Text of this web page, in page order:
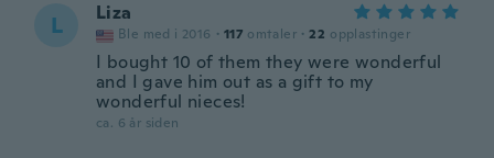
L Liza
Ble med i 2016 · 117 omtaler · 22 opplastinger
I bought 10 of them they were wonderful
and I gave him out as a gift to my
wonderful nieces!
ca. 6 år siden